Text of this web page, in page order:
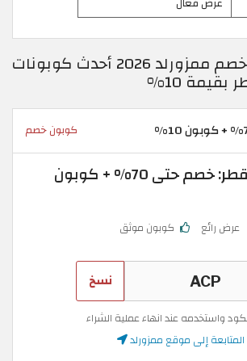
المزيد من كود خصم ممزورلد 2026 أحدث كوبونات
كوبون خصم
كود ممزورلد قطر: خصم حتى 70% + كوبون
عرض رائع كوبون موثق
نسخ
واستخدمه عند انهاء عملية الشراء
المتابعة إلى موقع ممزورلد